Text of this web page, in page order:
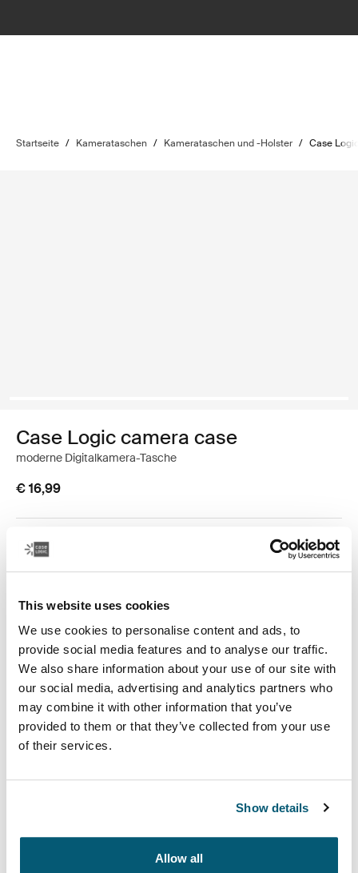
This website uses cookies
We use cookies to personalise content and ads, to
provide social media features and to analyse our traffic.
We also share information about your use of our site with
our social media, advertising and analytics partners who
may combine it with other information that you’ve
provided to them or that they’ve collected from your use
of their services.
Show details
Allow all
Startseite / Kamerataschen / Kamerataschen und -Holster / Case
Case Logic camera case
moderne Digitalkamera-Tasche
€ 16,99
Farbe
Case Logic Advanced Point & Shoot Camera Case Schwarz
Diese Kameratasche mit den originellen Farbakzenten
und einer Zusatztasche für Zubehör eignet sich für die
meisten modernen Kompaktkameras.